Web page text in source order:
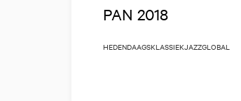
PAN 2018
HEDENDAAGSKLASSIEKJAZZGLOBAL